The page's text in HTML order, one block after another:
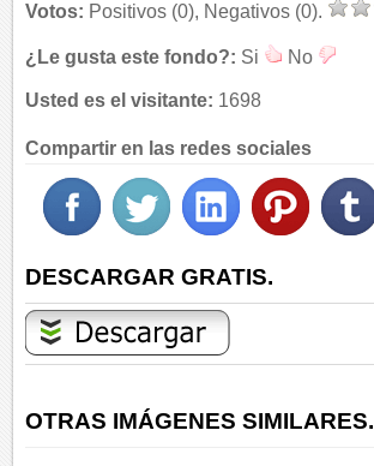
Votos: Positivos (0), Negativos (0).
¿Le gusta este fondo?: Si No
Usted es el visitante: 1698
Compartir en las redes sociales
DESCARGAR GRATIS.
OTRAS IMÁGENES SIMILARES.